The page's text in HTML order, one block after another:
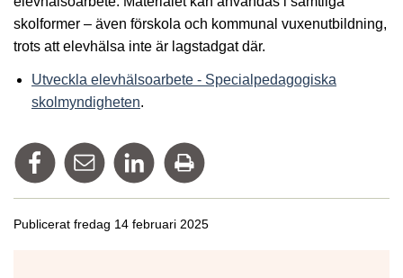
skolformer – även förskola och kommunal vuxenutbildning,
trots att elevhälsa inte är lagstadgat där.
Utveckla elevhälsoarbete - Specialpedagogiska
skolmyndigheten.
Dela på Facebook
Tipsa via mailDela på Linkedin
Publicerat fredag 14 februari 2025